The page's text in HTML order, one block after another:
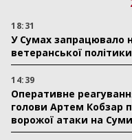
18:31
У Сумах запрацювало
ветеранської політики
14:39
Оперативне
голови Артем Кобзар
ворожої атаки на Суми